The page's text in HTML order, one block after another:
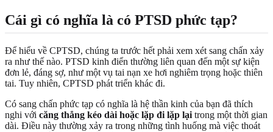
Cái gì có nghĩa là có PTSD phức tạp?
Để hiểu về CPTSD, chúng ta trước hết phải xem xét sang chấn xảy
ra như thế nào. PTSD kinh điển thường liên quan đến một sự kiện
đơn lẻ, đáng sợ, như một vụ tai nạn xe hơi nghiêm trọng hoặc thiên
tai. Tuy nhiên, CPTSD phát triển khác đi.
Có sang chấn phức tạp có nghĩa là hệ thần kinh của bạn đã thích
nghi với căng thẳng kéo dài hoặc lặp đi lặp lại trong một thời gian
dài. Điều này thường xảy ra trong những tình huống mà việc thoát